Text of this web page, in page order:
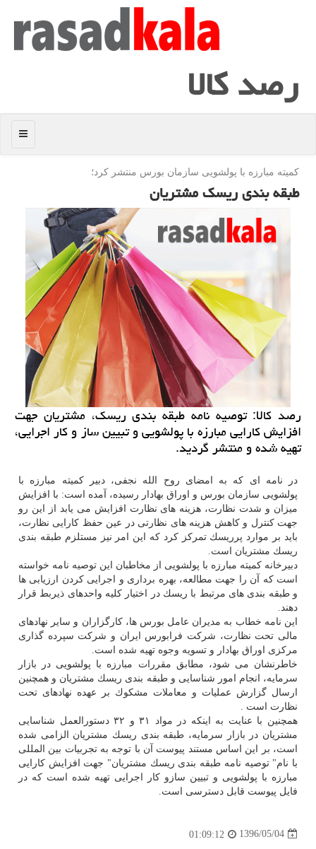
رصد كالا
منو
كمیته مبارزه با پولشویی سازمان بورس منتشر كرد؛
طبقه بندی ریسك مشتریان
رصد كالا: توصیه نامه طبقه بندی ریسك، مشتریان جهت
افزایش كارایی مبارزه با پولشویی و تبیین ساز و كار اجرایی،
تهیه شده و منتشر گردید.
در نامه ای كه به امضای روح الله نجفی، دبیر كمیته مبارزه با
پولشویی سازمان بورس و اوراق بهادار رسیده، آمده است: با افزایش
میزان و شدت نظارت، هزینه های نظارت افزایش می یابد از این رو
جهت كنترل و كاهش هزینه های نظارتی در عین حفظ كارایی نظارت،
باید بر موارد پرریسك تمركز كرد كه این امر نیز مستلزم طبقه بندی
ریسك مشتریان است.
دبیرخانه كمیته مبارزه با پولشویی از مخاطبان این توصیه نامه خواسته
است كه آن را جهت مطالعه، بهره برداری و اجرایی كردن ارزیابی ها
و طبقه بندی های مرتبط با ریسك در اختیار كلیه واحدهای ذیربط قرار
دهند.
این نامه خطاب به مدیران عامل بورس ها، كارگزاران و سایر نهادهای
مالی تحت نظارت، شركت فرابورس ایران و شركت سپرده گذاری
مركزی اوراق بهادار و تسویه وجوه تهیه شده است.
خاطرنشان می شود، مطابق مقررات مبارزه با پولشویی در بازار
سرمایه، انجام امور شناسایی و طبقه بندی ریسك مشتریان و همچنین
ارسال گزارش عملیات و معاملات مشكوك بر عهده نهادهای تحت
نظارت است .
همچنین با عنایت به اینكه در مواد ۳۱ و ۳۲ دستورالعمل شناسایی
مشتریان در بازار سرمایه، طبقه بندی ریسك مشتریان الزامی شده
است، بر این اساس مستند پیوست آن با توجه به تجربیات بین المللی
با نام" توصیه نامه طبقه بندی ریسك مشتریان" جهت افزایش كارایی
مبارزه با پولشویی و تبیین سازو كار اجرایی تهیه شده است كه در
فایل پیوست قابل دسترسی است.
1396/05/04
01:09:12